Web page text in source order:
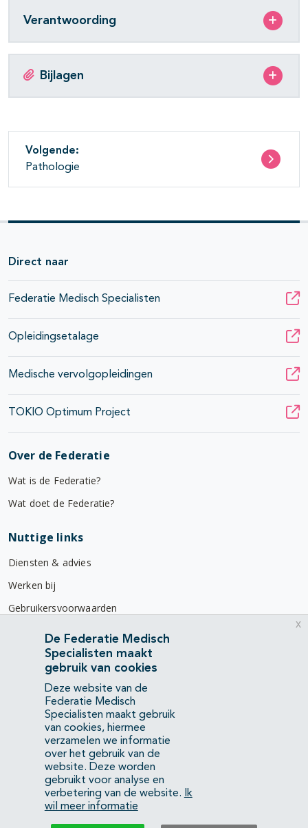
Verantwoording
Bijlagen
Volgende:
Pathologie
Direct naar
Federatie Medisch Specialisten
Opleidingsetalage
Medische vervolgopleidingen
TOKIO Optimum Project
Over de Federatie
Wat is de Federatie?
Wat doet de Federatie?
Nuttige links
Diensten & advies
Werken bij
Gebruikersvoorwaarden
Privacyverklaring
Contact
Mercatorlaan 1200
3528 BL Utrecht
(088) 505 34 34
info@richtlijnendatabase.nl
YouTubeLinkedIn
De Federatie Medisch
Specialisten maakt
gebruik van cookies
Deze website van de
Federatie Medisch
Specialisten maakt gebruik
van cookies, hiermee
verzamelen we informatie
over het gebruik van de
website. Deze worden
gebruikt voor analyse en
verbetering van de website.
Ik
wil meer informatie
x